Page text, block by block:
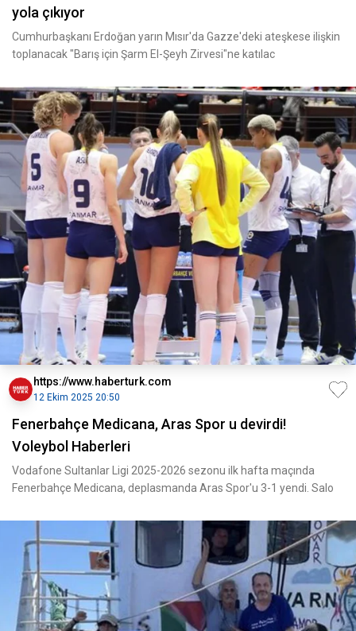
yola çıkıyor
Cumhurbaşkanı Erdoğan yarın Mısır'da Gazze'deki ateşkese ilişkin
toplanacak "Barış için Şarm El-Şeyh Zirvesi"ne katılac
https://www.haberturk.com
12 Ekim 2025 20:50
Fenerbahçe Medicana, Aras Spor u devirdi!
Voleybol Haberleri
Vodafone Sultanlar Ligi 2025-2026 sezonu ilk hafta maçında
Fenerbahçe Medicana, deplasmanda Aras Spor'u 3-1 yendi. Salo